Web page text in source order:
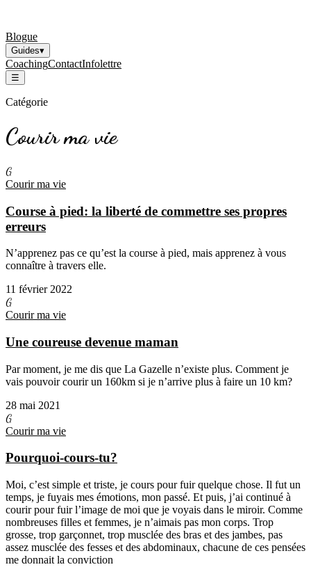
Blogue
Guides▾
CoachingContactInfolettre
☰
Catégorie
Courir ma vie
G
Courir ma vie
Course à pied: la liberté de commettre ses propres
erreurs
N’apprenez pas ce qu’est la course à pied, mais apprenez à vous
connaître à travers elle.
11 février 2022
G
Courir ma vie
Une coureuse devenue maman
Par moment, je me dis que La Gazelle n’existe plus. Comment je
vais pouvoir courir un 160km si je n’arrive plus à faire un 10 km?
28 mai 2021
G
Courir ma vie
Pourquoi-cours-tu?
Moi, c’est simple et triste, je cours pour fuir quelque chose. Il fut un
temps, je fuyais mes émotions, mon passé. Et puis, j’ai continué à
courir pour fuir l’image de moi que je voyais dans le miroir. Comme
nombreuses filles et femmes, je n’aimais pas mon corps. Trop
grosse, trop garçonnet, trop musclée des bras et des jambes, pas
assez musclée des fesses et des abdominaux, chacune de ces pensées
me donnait la conviction